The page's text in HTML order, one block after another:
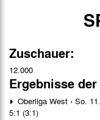
Zuschauer:
12.000
Ergebnisse
Oberliga West › So.
5:1 (3:1)